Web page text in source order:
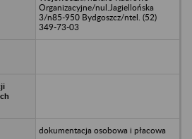
Organizacyjne/nul.Jagiellońska
3/n85-950 Bydgoszcz/ntel. (52)
349-73-03
dokumentacja osobowa i płacowa